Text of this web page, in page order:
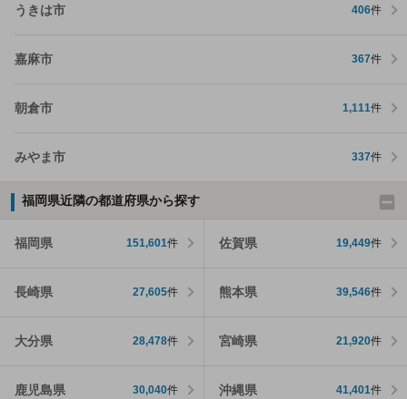
うきは市 406件
嘉麻市 367件
朝倉市 1,111件
みやま市 337件
福岡県近隣の都道府県から探す
福岡県 151,601件 佐賀県 19,449件
長崎県 27,605件 熊本県 39,546件
大分県 28,478件 宮崎県 21,920件
鹿児島県 30,040件 沖縄県 41,401件